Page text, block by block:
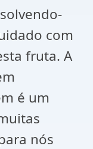
com
fruta. A
é um
nós